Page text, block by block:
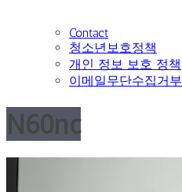
Contact
청소년보호정책
개인 정보 보호 정책
이메일무단수집거부
N60nc